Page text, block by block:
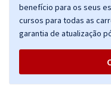
UFMA - Universidade
benefício para os seus
cursos para todas as
garantia de atualização